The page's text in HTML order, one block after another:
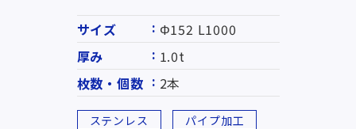
サイズ
Φ152 L1000
厚み
1.0t
枚数・個数
2本
ステンレス
パイプ加工